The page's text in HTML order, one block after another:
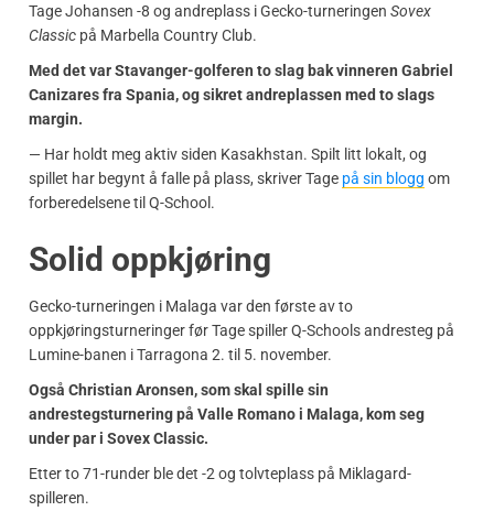
Tage Johansen -8 og andreplass i Gecko-turneringen Sovex
Classic på Marbella Country Club.
Med det var Stavanger-golferen to slag bak vinneren Gabriel
Canizares fra Spania, og sikret andreplassen med to slags
margin.
— Har holdt meg aktiv siden Kasakhstan. Spilt litt lokalt, og
spillet har begynt å falle på plass, skriver Tage på sin blogg om
forberedelsene til Q-School.
Solid oppkjøring
Gecko-turneringen i Malaga var den første av to
oppkjøringsturneringer før Tage spiller Q-Schools andresteg på
Lumine-banen i Tarragona 2. til 5. november.
Også Christian Aronsen, som skal spille sin
andrestegsturnering på Valle Romano i Malaga, kom seg
under par i Sovex Classic.
Etter to 71-runder ble det -2 og tolvteplass på Miklagard-
spilleren.